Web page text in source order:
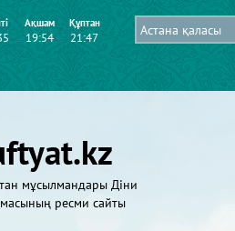
Ақшам
19:54
Құптан
21:47
мұсылмандары Діни
ресми сайты